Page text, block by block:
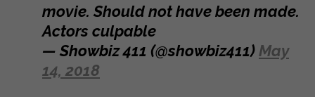
movie. Should not have been made.
Actors culpable
— Showbiz 411 (@showbiz411) May
14, 2018